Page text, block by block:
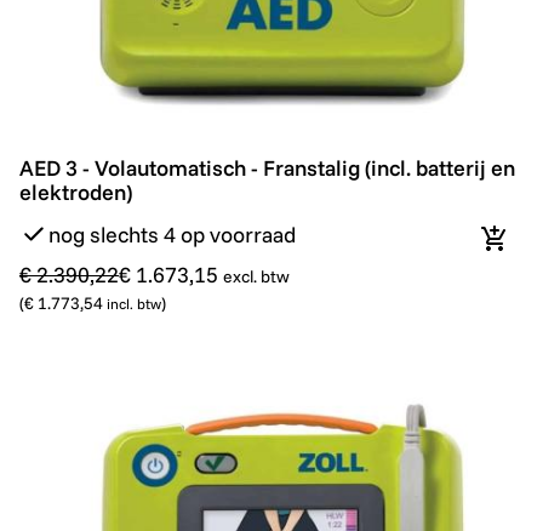
AED 3 - Volautomatisch - Franstalig (incl. batterij en
AED 3 - Volautomatisch - Franstalig (incl. batterij en
elektroden)
nog slechts 4 op voorraad
€ 2.390,22€ 1.673,15 excl. btw
(€ 1.773,54 incl. btw)
In